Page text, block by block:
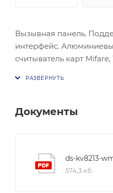
Вызывная панель.
интерфейс.
считыватель карт
Документы
ds-kv8213-
574,3 кб